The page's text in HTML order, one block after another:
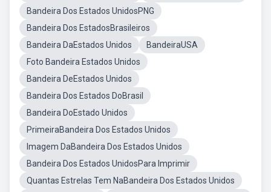
Bandeira Dos Estados UnidosPNG
Bandeira Dos EstadosBrasileiros
Bandeira DaEstados Unidos
BandeiraUSA
Foto Bandeira Estados Unidos
Bandeira DeEstados Unidos
Bandeira Dos Estados DoBrasil
Bandeira DoEstado Unidos
PrimeiraBandeira Dos Estados Unidos
Imagem DaBandeira Dos Estados Unidos
Bandeira Dos Estados UnidosPara Imprimir
Quantas Estrelas Tem NaBandeira Dos Estados Unidos